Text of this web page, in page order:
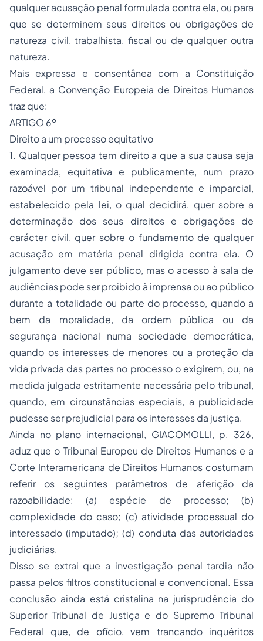
qualquer acusação penal formulada contra ela, ou para
que se determinem seus direitos ou obrigações de
natureza civil, trabalhista, fiscal ou de qualquer outra
natureza.
Mais expressa e consentânea com a Constituição
Federal, a Convenção Europeia de Direitos Humanos
traz que:
ARTIGO 6º
Direito a um processo equitativo
1. Qualquer pessoa tem direito a que a sua causa seja
examinada, equitativa e publicamente, num prazo
razoável por um tribunal independente e imparcial,
estabelecido pela lei, o qual decidirá, quer sobre a
determinação dos seus direitos e obrigações de
carácter civil, quer sobre o fundamento de qualquer
acusação em matéria penal dirigida contra ela. O
julgamento deve ser público, mas o acesso à sala de
audiências pode ser proibido à imprensa ou ao público
durante a totalidade ou parte do processo, quando a
bem da moralidade, da ordem pública ou da
segurança nacional numa sociedade democrática,
quando os interesses de menores ou a proteção da
vida privada das partes no processo o exigirem, ou, na
medida julgada estritamente necessária pelo tribunal,
quando, em circunstâncias especiais, a publicidade
pudesse ser prejudicial para os interesses da justiça.
Ainda no plano internacional, GIACOMOLLI, p. 326,
aduz que o Tribunal Europeu de Direitos Humanos e a
Corte Interamericana de Direitos Humanos costumam
referir os seguintes parâmetros de aferição da
razoabilidade: (a) espécie de processo; (b)
complexidade do caso; (c) atividade processual do
interessado (imputado); (d) conduta das autoridades
judiciárias.
Disso se extrai que a investigação penal tardia não
passa pelos filtros constitucional e convencional. Essa
conclusão ainda está cristalina na jurisprudência do
Superior Tribunal de Justiça e do Supremo Tribunal
Federal que, de ofício, vem trancando inquéritos